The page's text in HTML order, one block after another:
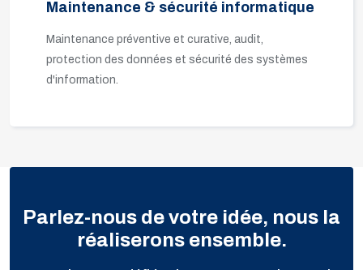
Maintenance & sécurité informatique
Maintenance préventive et curative, audit,
protection des données et sécurité des systèmes
d'information.
Parlez-nous de votre idée, nous la
réaliserons ensemble.